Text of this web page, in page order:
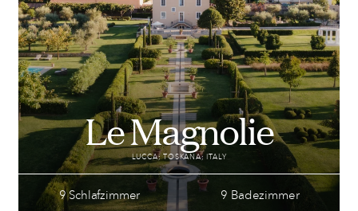
Le Magnolie
LUCCA; TOSKANA; ITALY
9 Schlafzimmer 9 Badezimmer